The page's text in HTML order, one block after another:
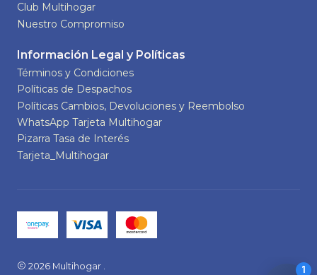
Club Multihogar
Nuestro Compromiso
Información Legal y Políticas
Términos y Condiciones
Políticas de Despachos
Políticas Cambios, Devoluciones y Reembolso
WhatsApp Tarjeta Multihogar
Pizarra Tasa de Interés
Tarjeta_Multihogar
2026 Multihogar .